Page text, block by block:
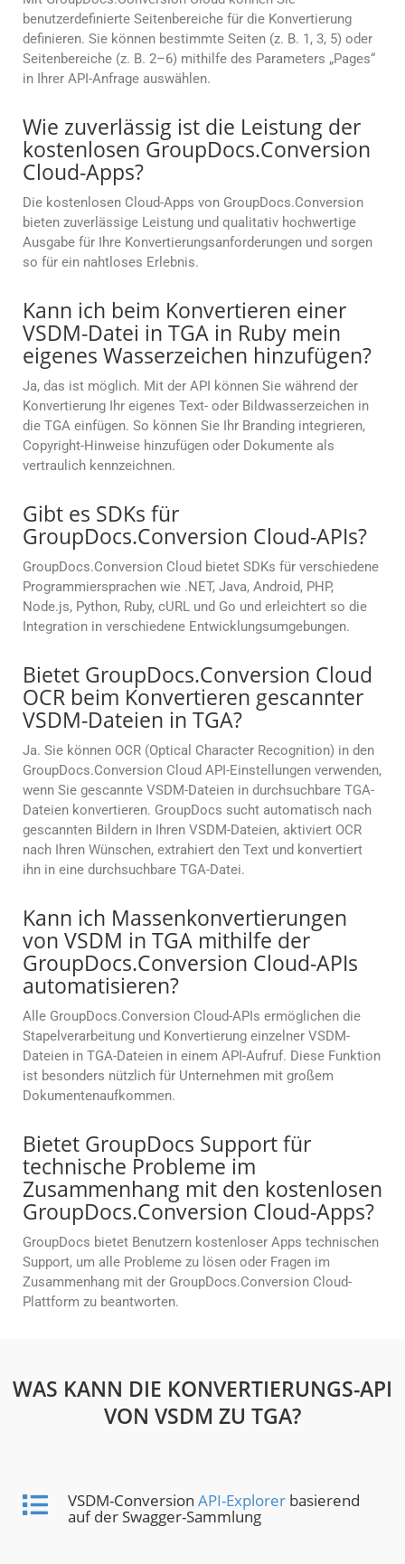
benutzerdefinierte Seitenbereiche für die Konvertierung
definieren. Sie können bestimmte Seiten (z. B. 1, 3, 5) oder
Seitenbereiche (z. B. 2–6) mithilfe des Parameters „Pages“
in Ihrer API-Anfrage auswählen.
Wie zuverlässig ist die Leistung der
kostenlosen GroupDocs.Conversion
Cloud-Apps?
Die kostenlosen Cloud-Apps von GroupDocs.Conversion
bieten zuverlässige Leistung und qualitativ hochwertige
Ausgabe für Ihre Konvertierungsanforderungen und sorgen
so für ein nahtloses Erlebnis.
Kann ich beim Konvertieren einer
VSDM-Datei in TGA in Ruby mein
eigenes Wasserzeichen hinzufügen?
Ja, das ist möglich. Mit der API können Sie während der
Konvertierung Ihr eigenes Text- oder Bildwasserzeichen in
die TGA einfügen. So können Sie Ihr Branding integrieren,
Copyright-Hinweise hinzufügen oder Dokumente als
vertraulich kennzeichnen.
Gibt es SDKs für
GroupDocs.Conversion Cloud-APIs?
GroupDocs.Conversion Cloud bietet SDKs für verschiedene
Programmiersprachen wie .NET, Java, Android, PHP,
Node.js, Python, Ruby, cURL und Go und erleichtert so die
Integration in verschiedene Entwicklungsumgebungen.
Bietet GroupDocs.Conversion Cloud
OCR beim Konvertieren gescannter
VSDM-Dateien in TGA?
Ja. Sie können OCR (Optical Character Recognition) in den
GroupDocs.Conversion Cloud API-Einstellungen verwenden,
wenn Sie gescannte VSDM-Dateien in durchsuchbare TGA-
Dateien konvertieren. GroupDocs sucht automatisch nach
gescannten Bildern in Ihren VSDM-Dateien, aktiviert OCR
nach Ihren Wünschen, extrahiert den Text und konvertiert
ihn in eine durchsuchbare TGA-Datei.
Kann ich Massenkonvertierungen
von VSDM in TGA mithilfe der
GroupDocs.Conversion Cloud-APIs
automatisieren?
Alle GroupDocs.Conversion Cloud-APIs ermöglichen die
Stapelverarbeitung und Konvertierung einzelner VSDM-
Dateien in TGA-Dateien in einem API-Aufruf. Diese Funktion
ist besonders nützlich für Unternehmen mit großem
Dokumentenaufkommen.
Bietet GroupDocs Support für
technische Probleme im
Zusammenhang mit den kostenlosen
GroupDocs.Conversion Cloud-Apps?
GroupDocs bietet Benutzern kostenloser Apps technischen
Support, um alle Probleme zu lösen oder Fragen im
Zusammenhang mit der GroupDocs.Conversion Cloud-
Plattform zu beantworten.
WAS KANN DIE KONVERTIERUNGS-API
VON VSDM ZU TGA?
VSDM-Conversion API-Explorer basierend
auf der Swagger-Sammlung